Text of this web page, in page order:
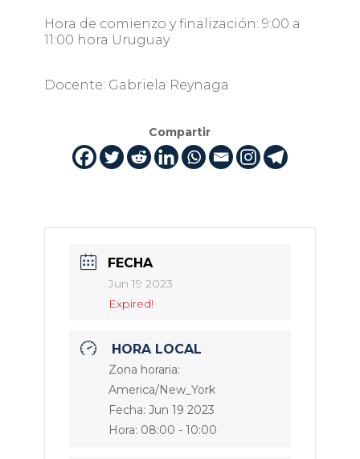
Hora de comienzo y finalización: 9:00 a
11:00 hora Uruguay
Docente: Gabriela Reynaga
Compartir
FECHA
Jun 19 2023
Expired!
HORA LOCAL
Zona horaria:
America/New_York
Fecha: Jun 19 2023
Hora: 08:00 - 10:00